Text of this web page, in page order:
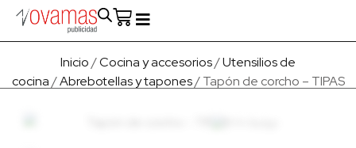
Inicio/Cocina y accesorios/Utensilios de
cocina/Abrebotellas y tapones/ Tapón de corcho – TIPAS